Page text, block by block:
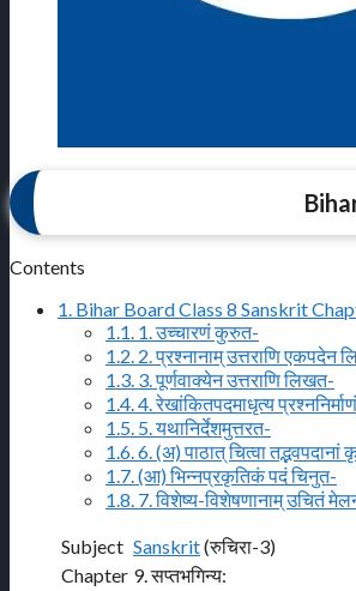
Contents
1. Bihar Board Class 8 Sanskrit
1.1. 1. उच्चारणं कुरुत-
1.2. 2. प्रश्नानाम् उत्तराणि एकपदेन
1.3. 3. पूर्णवाक्येन उत्तराणि लिखत-
1.4.4. रेखांकितपदमाधृत्य
1.5. 5. यथानिर्देशमुत्तरत-
1.6.6. (अ) पाठात् चित्वा
1.7.(आ) भिन्नप्रकृतिकं पदं चिनुत-
1.8. 7. विशेष्य-विशेषणानाम् उचितं
Subject Sanskrit(रुचिरा-3)
Chapter 9. सप्तभगिन्य: